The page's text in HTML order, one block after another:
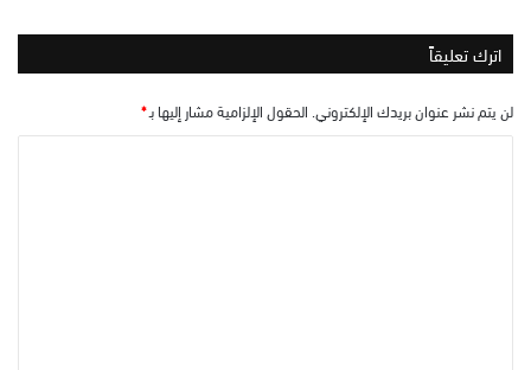
اترك تعليقاً
لن يتم نشر عنوان بريدك الإلكتروني. الحقول الإلزامية مشار إليها بـ*